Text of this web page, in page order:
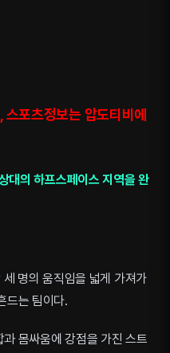
포츠정보는 압도티비에
대의 하프스페이스 지역을 완
명의 움직임을 넓게 가져가
드는 팀이다.
몸싸움에 강점을 가진 스트